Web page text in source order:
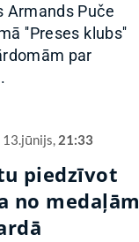
Armands Puče
''Preses klubs''
par
13.jūnijs, 21:33
piedzīvot
no medaļām